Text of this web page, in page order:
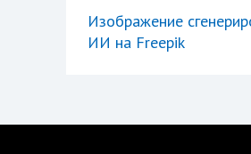
Изображение
ИИ на Freepik